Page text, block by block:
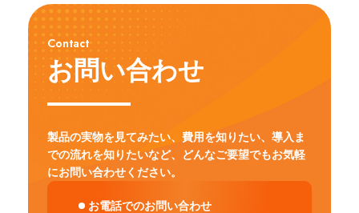
Contact
お問い合わせ
製品の実物を見てみたい、費用を知りたい、導入ま
での流れを知りたいなど、
どんなご要望でもお気軽
にお問い合わせください。
お電話でのお問い合わせ